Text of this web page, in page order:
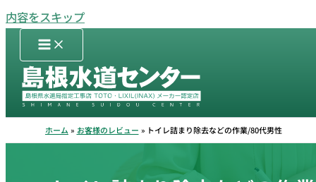
内容をスキップ
ホーム お客様のレビュー トイレ詰まり除去などの作業/80代男性